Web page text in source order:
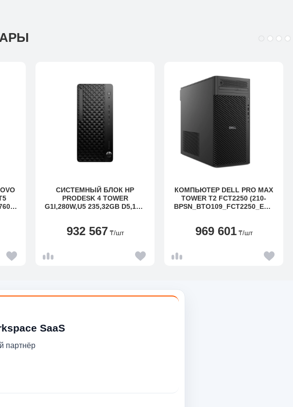
СИСТЕМНЫЙ БЛОК HP
PRODESK 4 TOWER
G1I,280W,U5 235,32GB D5,1TB
W
932 567 ₸/шт
КОМПЬЮТЕР DELL PRO MAX
TOWER T2 FCT2250 (210-
BPSN_BTO109_FCT2250_EME
969 601 ₸/шт
SaaS
партнёр